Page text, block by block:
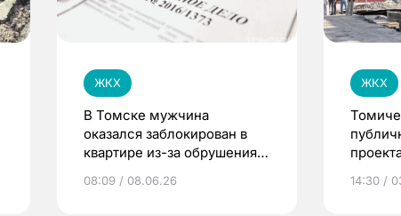
ЖКХ
В Томске мужчина
оказался заблокирован в
квартире из-за обрушения
08:09 / 08.06.26
ЖКХ
года
14:30 /